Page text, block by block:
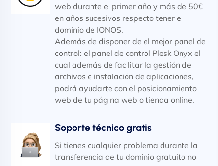
web durante el primer año y más de 50€
en años sucesivos respecto tener el
dominio de IONOS.
Además de disponer de el mejor panel de
control: el panel de control Plesk Onyx el
cual además de facilitar la gestión de
archivos e instalación de aplicaciones,
podrá ayudarte con el posicionamiento
web de tu página web o tienda online.
Soporte técnico gratis
Si tienes cualquier problema durante la
transferencia de tu dominio gratuito no